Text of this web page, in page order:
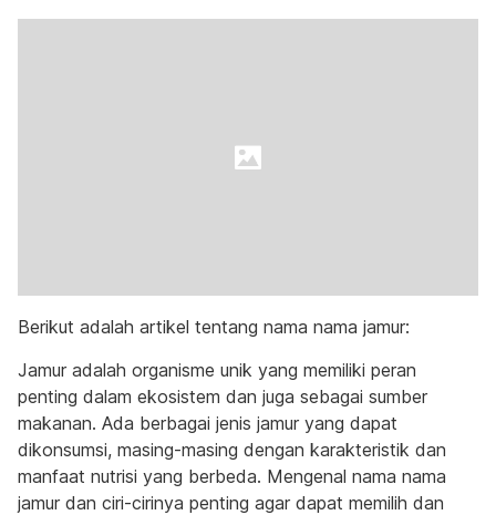
Berikut adalah artikel tentang nama nama jamur:
Jamur adalah organisme unik yang memiliki peran
penting dalam ekosistem dan juga sebagai sumber
makanan. Ada berbagai jenis jamur yang dapat
dikonsumsi, masing-masing dengan karakteristik dan
manfaat nutrisi yang berbeda. Mengenal nama nama
jamur dan ciri-cirinya penting agar dapat memilih dan